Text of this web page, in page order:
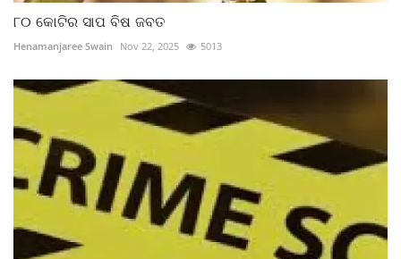
୮୦ କୋଟିର ସାପ ବିଷ ଜବତ
Henamanjaree Swain Nov 22, 2025 5013